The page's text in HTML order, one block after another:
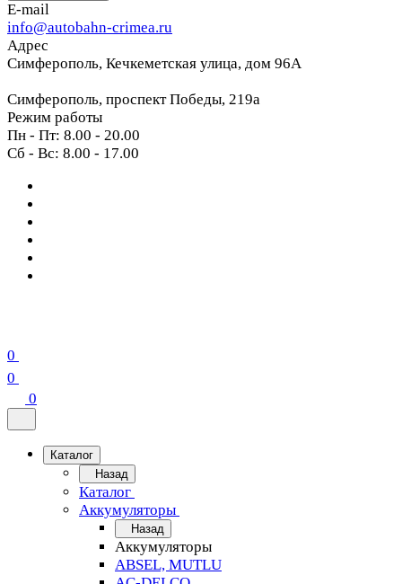
E-mail
info@autobahn-crimea.ru
Адрес
Симферополь, Кечкеметская улица, дом 96А
Симферополь, проспект Победы, 219а
Режим работы
Пн - Пт: 8.00 - 20.00
Сб - Вс: 8.00 - 17.00
0
0
0
Каталог
Назад
Каталог
Аккумуляторы
Назад
Аккумуляторы
ABSEL, MUTLU